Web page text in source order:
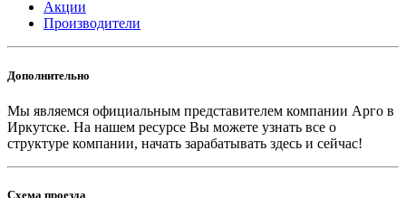
Акции
Производители
Дополнительно
Мы являемся официальным представителем компании Арго в
Иркутске. На нашем ресурсе Вы можете узнать все о
структуре компании, начать зарабатывать здесь и сейчас!
Схема проезда